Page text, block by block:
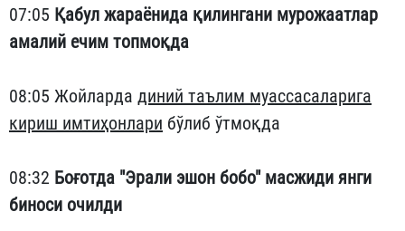
07:05 Қабул жараёнида қилингани мурожаатлар
амалий ечим топмоқда
08:05 Жойларда диний таълим муассасаларига
кириш имтиҳонлари бўлиб ўтмоқда
08:32 Боғотда "Эрали эшон бобо" масжиди янги
биноси очилди